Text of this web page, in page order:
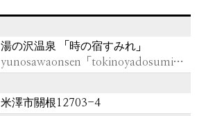
湯の沢温泉 「時の宿すみれ」
yunosawaonsen「tokinoyadosumire」
米澤市關根12703-4